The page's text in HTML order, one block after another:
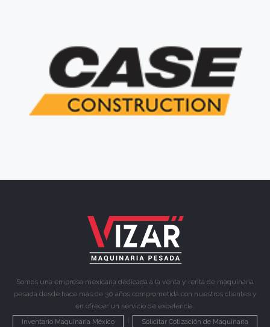
Somos una empresa mexicana dedicada a la venta y renta de maquinaria
pesada desde hace más de 30 años comprometida con nuestros clientes y
en ofrecer un servicio de excelencia.
Inventario Maquinaria México Solicitar Cotización de Maquinaria